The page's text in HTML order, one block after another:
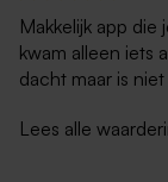
Makkelijk app
kwam alleen iets
dacht maar is
Lees alle